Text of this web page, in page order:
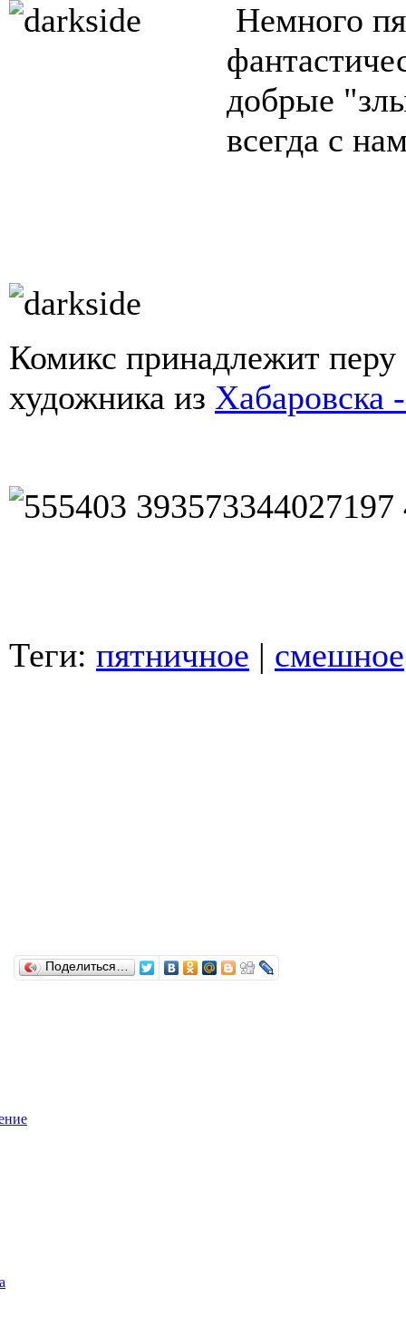
Немного
добрые
всегда с
Комикс принадлежит перу
художника из Хабаровска
Теги: пятничное | смешное
Поделиться…